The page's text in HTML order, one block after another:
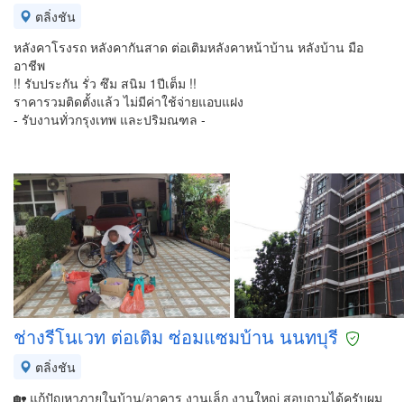
ตลิ่งชัน
หลังคาโรงรถ หลังคากันสาด ต่อเติมหลังคาหน้าบ้าน หลังบ้าน มือ
อาชีพ
!! รับประกัน รั่ว ซึม สนิม 1ปีเต็ม !!
ราคารวมติดตั้งแล้ว ไม่มีค่าใช้จ่ายแอบแฝง
- รับงานทั่วกรุงเทพ และปริมณฑล -
ช่างรีโนเวท ต่อเติม ซ่อมแซมบ้าน นนทบุรี
ตลิ่งชัน
🏡 แก้ปัญหาภายในบ้าน/อาคาร งานเล็ก งานใหญ่ สอบถามได้ครับผม